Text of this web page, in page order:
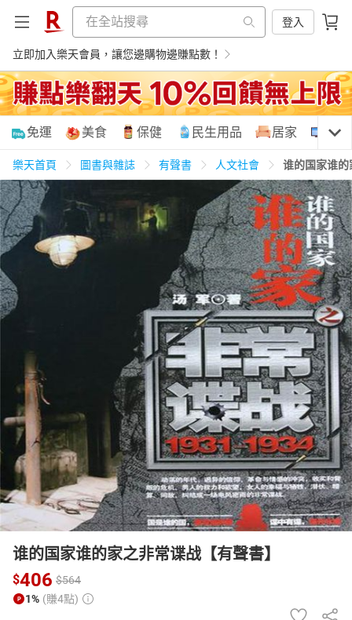
登入
立即加入樂天會員，讓您邊購物邊賺點數！
購物網分類
天天免運 美食蛋糕 養生保健 民生用品
運動休閒 親子玩具
男裝 化妝保養 情趣用品
日本購物 電子/紙本書
HOT
免運 美食 保健 民生用品 居家 3C
樂天首頁 圖書與雜誌 有聲書 人文社會 谁的国家谁
谁的国家谁的家之非常谍战【有聲書】
$406 $564
1% (賺4點)